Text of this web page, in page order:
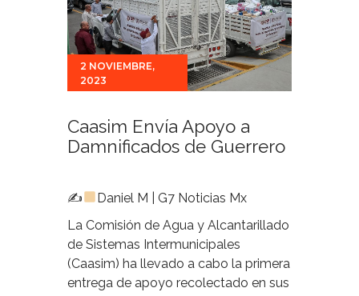
Promociones
Noticias
Para ti
Contacto
2 NOVIEMBRE,
2023
Caasim Envía Apoyo a
Damnificados de Guerrero
✍
Daniel M | G7 Noticias Mx
La Comisión de Agua y Alcantarillado
de Sistemas Intermunicipales
(Caasim) ha llevado a cabo la primera
entrega de apoyo recolectado en sus